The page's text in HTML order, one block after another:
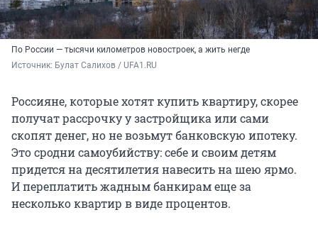
По России — тысячи километров новостроек, а жить негде
Источник: Булат Салихов / UFA1.RU
Россияне, которые хотят купить квартиру, скорее
получат рассрочку у застройщика или сами
скопят денег, но не возьмут банковскую ипотеку.
Это сродни самоубийству: себе и своим детям
придется на десятилетия навесить на шею ярмо.
И переплатить жадным банкирам еще за
несколько квартир в виде процентов.